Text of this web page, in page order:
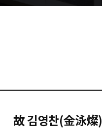
故 김영찬(金泳燦)